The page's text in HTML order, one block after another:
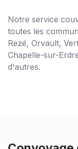
Notre service
toutes les
Rezé, Orvault,
Chapelle-sur-
d'autres.